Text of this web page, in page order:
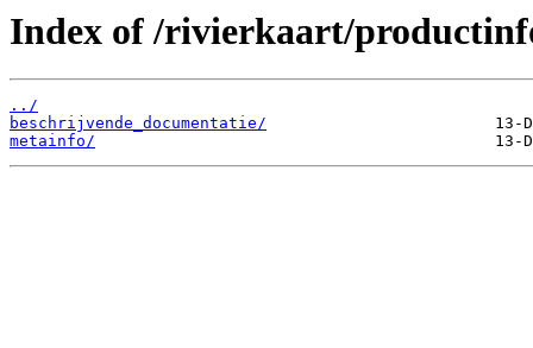
Index of /rivierkaart/
../
beschrijvende_documentatie/
metainfo/